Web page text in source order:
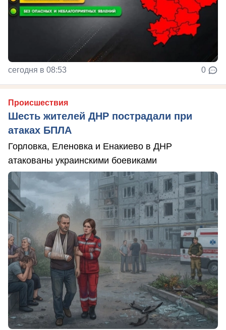
сегодня в 08:53 0
Происшествия
Шесть жителей ДНР пострадали при
атаках БПЛА
Горловка, Еленовка и Енакиево в ДНР
атакованы украинскими боевиками